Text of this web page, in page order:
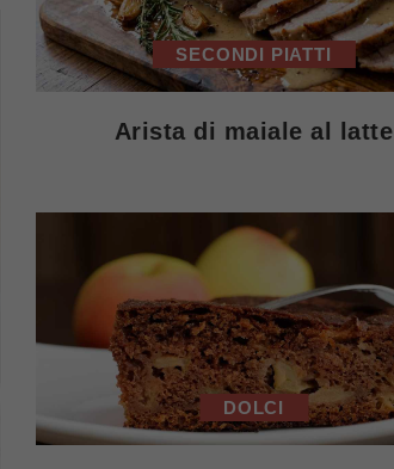
SECONDI PIATTI
Arista di maiale al latte
DOLCI